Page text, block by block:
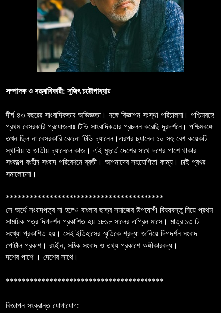
সম্পাদক ও সত্ত্বাধিকারী: সুজিৎ চট্টোপাধ্যায়
দীর্ঘ ৪৩ বছরের সাংবাদিকতার অভিজ্ঞতা। সঙ্গে বিজ্ঞাপন সংস্থা পরিচালনা। পশ্চিমবঙ্গে
প্রথম বেসরকারি প্রযোজনায় টিভি সাংবাদিকতার প্রচলন করেছি দূরদর্শনে। পশ্চিমবঙ্গে
তখন ছিল না বেসরকারি কোনো টিভি চ্যানেল।এরপর চ্যানেল ১০ সহু বেশ কয়েকটি
স্থানীয় ও জাতীয় চ্যানেলে কাজ। এই মুহুর্তে দেশের সাথে দশের পাশে থাকার
সংকল্পে রংহীন সংবাদ পরিবেশনে ব্রতী। আপনাদের সহযোগিতা কাম্য। চাই প্রখর
সমালোচনা।
****************************************
সে অর্থে সংবাদপত্র না হলেও বাংলার ছাত্র সমাজের উপযোগী বিষয়বস্তু নিয়ে প্রথম
সাময়িক পত্র দিগদর্শন প্রকাশিত হয় ১৮১৮ সালের এপ্রিল মাসে। মাত্র ১৩ টি
সংখ্যা প্রকাশিত হয়। সেই ইতিহাসের স্মৃতিকে শ্রদ্ধা জানিয়ে দিগদর্শন সংবাদ
পোর্টাল প্রকাশ। রংহীন, সঠিক সংবাদ ও তথ্য প্রকাশে অঙ্গীকারবদ্ধ।
দশের পাশে । দেশের সাথে।
****************************************
বিজ্ঞাপন সংক্রান্ত যোগাযোগ: